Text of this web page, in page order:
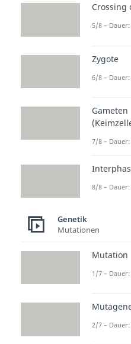
So
Beim
Die
Einsatz
Crossing
5/8 – Dauer:
Zygote
6/8 – Dauer:
Gameten
7/8 – Dauer:
8/8 – Dauer:
Genetik
Mutationen
Mutation
1/7 – Dauer:
2/7 – Dauer: